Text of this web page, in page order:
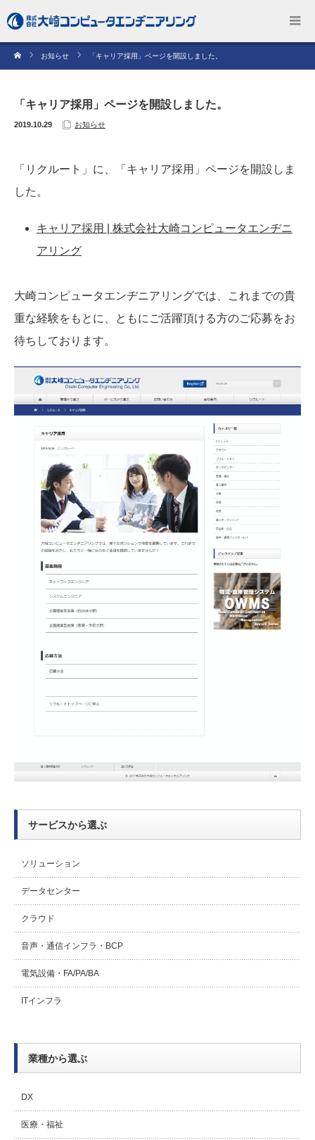
お知らせ 「キャリア採用」ページを開設しました。
「キャリア採用」ページを開設しました。
2019.10.29 お知らせ
「リクルート」に、「キャリア採用」ページを開設しま
した。
キャリア採用 | 株式会社大崎コンピュータエンヂニ
アリング
大崎コンピュータエンヂニアリングでは、これまでの貴
重な経験をもとに、ともにご活躍頂ける方のご応募をお
待ちしております。
サービスから選ぶ
ソリューション
データセンター
クラウド
音声・通信インフラ・BCP
電気設備・FA/PA/BA
ITインフラ
業種から選ぶ
DX
医療・福祉